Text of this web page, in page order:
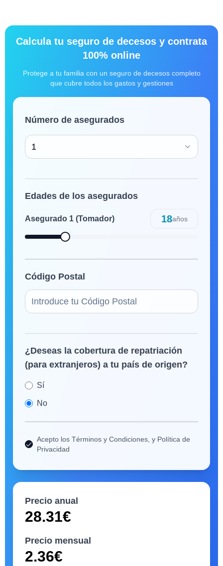
Calcula tu seguro de decesos y contrata
100% online
Protege a tu familia con un seguro de decesos completo
que cubre todos los gastos y gestiones
Número de asegurados
1
Edades de los asegurados
Asegurado 1 (Tomador) 18años
Código Postal
¿Deseas la cobertura de repatriación
(para extranjeros) a tu país de origen?
Sí
No
Acepto los Términos y Condiciones, y Política de
Privacidad
Precio anual
28.31€
Precio mensual
2.36€